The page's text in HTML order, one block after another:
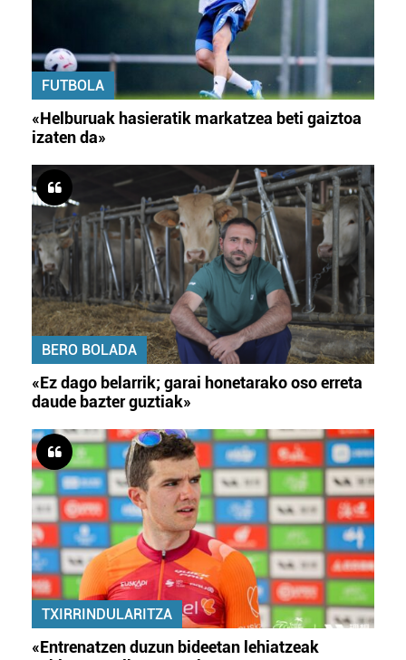
FUTBOLA
«Helburuak hasieratik markatzea beti gaiztoa
izaten da»
BERO BOLADA
«Ez dago belarrik; garai honetarako oso erreta
daude bazter guztiak»
TXIRRINDULARITZA
«Entrenatzen duzun bideetan lehiatzeak